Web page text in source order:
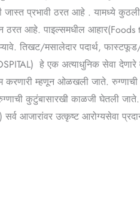
जास्त प्रभावी ठरत आहे . यामध्ये
ठरत आहे. पाइल्समधील
तिखट/मसालेदार पदार्थ,
हे एक अत्याधुनिक सेवा
करणारी म्हणून ओळखली जाते.
कुटुंबासारखी काळजी घेतली
आजारांवर उत्कृष्ट आरोग्यसेवा